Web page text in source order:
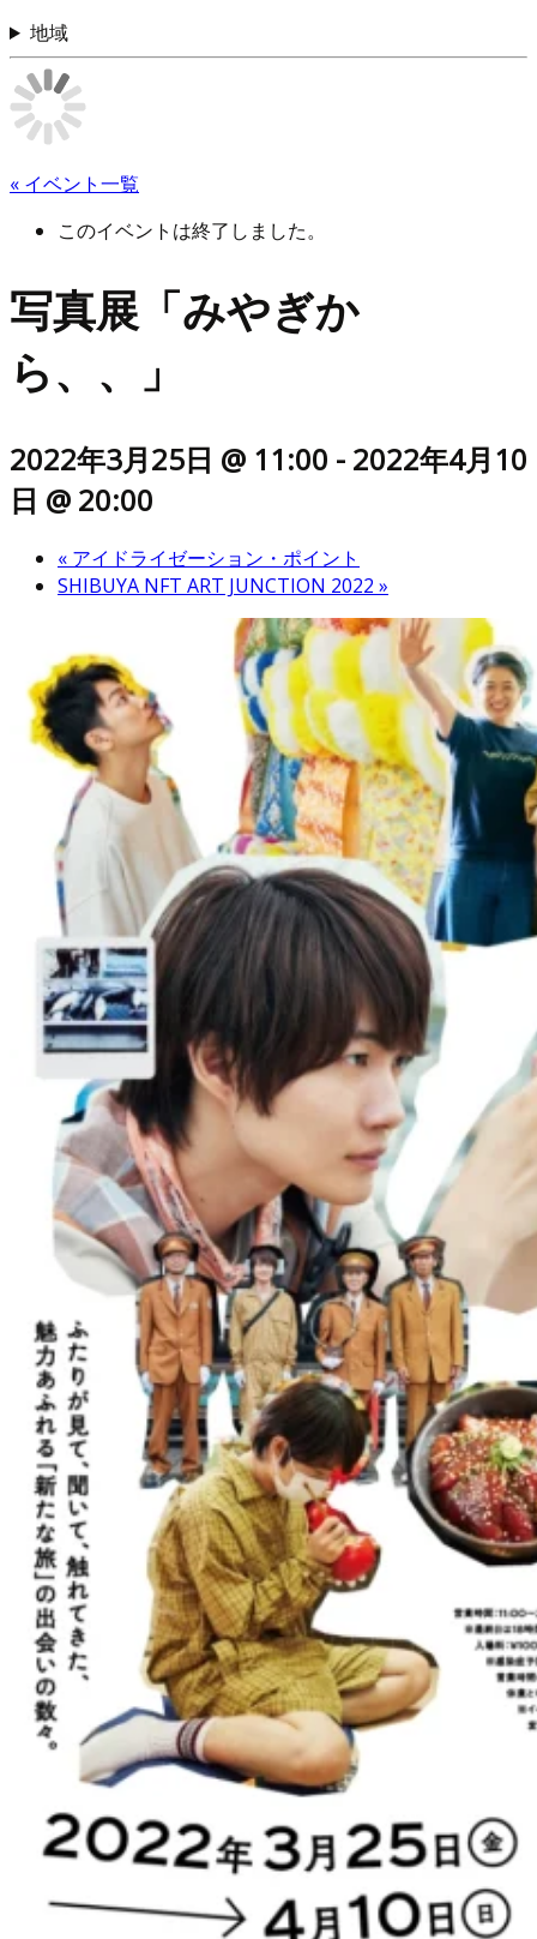
地域
« イベント一覧
このイベントは終了しました。
写真展「みやぎか
ら、、」
2022年3月25日 @ 11:00 - 2022年4月10
日 @ 20:00
« アイドライゼーション・ポイント
SHIBUYA NFT ART JUNCTION 2022 »